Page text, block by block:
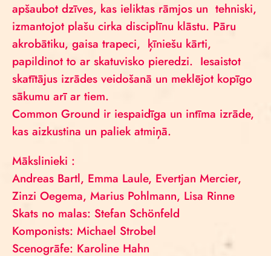
apšaubot dzīves, kas ieliktas rāmjos un tehniski,
izmantojot plašu cirka disciplīnu klāstu. Pāru
akrobātiku, gaisa trapeci, ķīniešu kārti,
papildinot to ar skatuvisko pieredzi. Iesaistot
skatītājus izrādes veidošanā un meklējot kopīgo
sākumu arī ar tiem.
Common Ground ir iespaidīga un intīma izrāde,
kas aizkustina un paliek atmiņā.
Mākslinieki :
Andreas Bartl, Emma Laule, Evertjan Mercier,
Zinzi Oegema, Marius Pohlmann, Lisa Rinne
Skats no malas: Stefan Schönfeld
Komponists: Michael Strobel
Scenogrāfe: Karoline Hahn